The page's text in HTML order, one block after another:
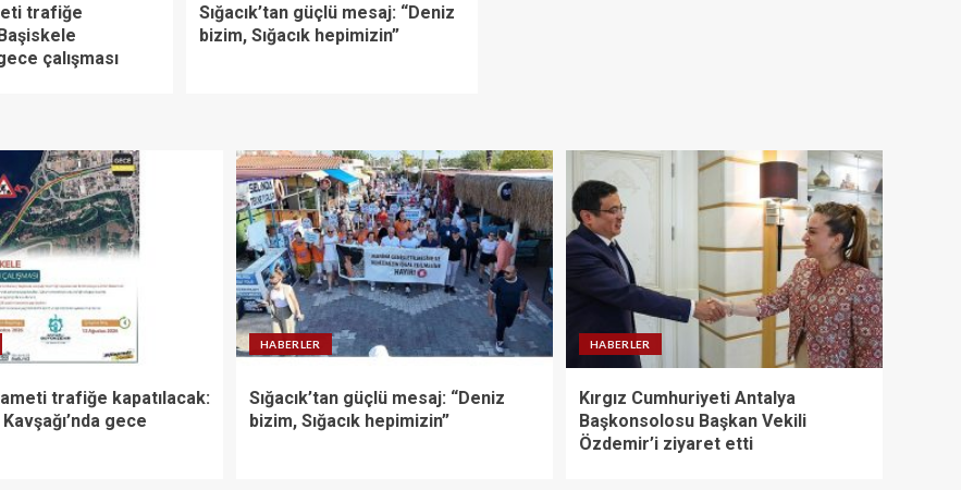
trafiğe
çalışması
Sığacık’tan güçlü mesaj: “Deniz
bizim, Sığacık hepimizin”
trafiğe kapatılacak:
gece
HABERLER
Sığacık’tan güçlü mesaj: “Deniz
bizim, Sığacık hepimizin”
HABERLER
Kırgız Cumhuriyeti Antalya
Başkonsolosu Başkan Vekili
Özdemir’i ziyaret etti